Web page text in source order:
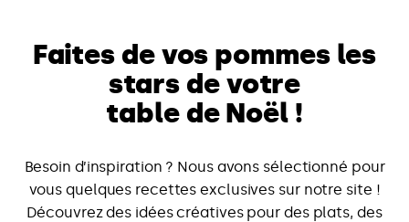
Faites de vos pommes les
stars de votre
table de Noël !
Besoin d’inspiration ? Nous avons sélectionné pour
vous quelques recettes exclusives sur notre site !
Découvrez des idées créatives pour des plats, des